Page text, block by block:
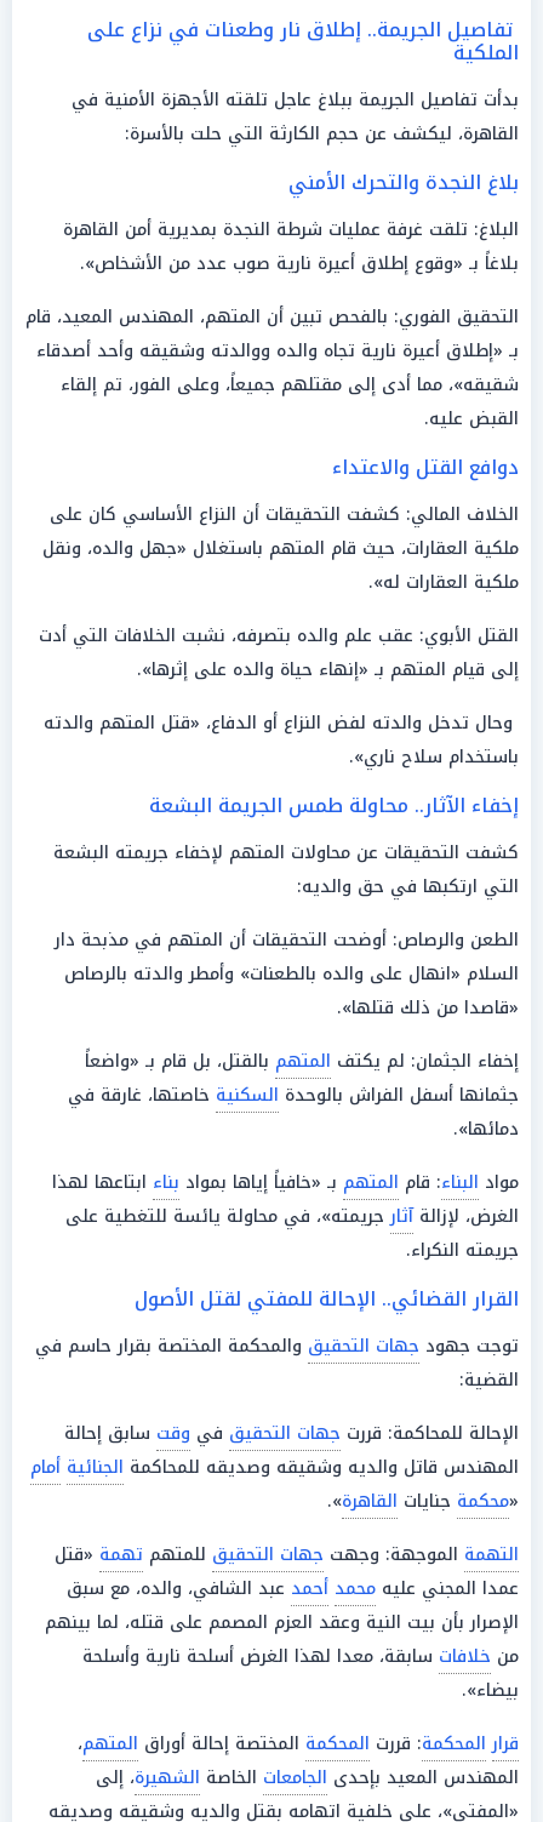
تفاصيل الجريمة.. إطلاق نار وطعنات في نزاع على
الملكية
بدأت تفاصيل الجريمة ببلاغ عاجل تلقته الأجهزة الأمنية في
القاهرة، ليكشف عن حجم الكارثة التي حلت بالأسرة:
بلاغ النجدة والتحرك الأمني
البلاغ: تلقت غرفة عمليات شرطة النجدة بمديرية أمن القاهرة
بلاغاً بـ «وقوع إطلاق أعيرة نارية صوب عدد من الأشخاص».
التحقيق الفوري: بالفحص تبين أن المتهم، المهندس المعيد، قام
بـ «إطلاق أعيرة نارية تجاه والده ووالدته وشقيقه وأحد أصدقاء
شقيقه»، مما أدى إلى مقتلهم جميعاً، وعلى الفور، تم إلقاء
القبض عليه.
دوافع القتل والاعتداء
الخلاف المالي: كشفت التحقيقات أن النزاع الأساسي كان على
ملكية العقارات، حيث قام المتهم باستغلال «جهل والده، ونقل
ملكية العقارات له».
القتل الأبوي: عقب علم والده بتصرفه، نشبت الخلافات التي أدت
إلى قيام المتهم بـ «إنهاء حياة والده على إثرها».
وحال تدخل والدته لفض النزاع أو الدفاع، «قتل المتهم والدته
باستخدام سلاح ناري».
إخفاء الآثار.. محاولة طمس الجريمة البشعة
كشفت التحقيقات عن محاولات المتهم لإخفاء جريمته البشعة
التي ارتكبها في حق والديه:
الطعن والرصاص: أوضحت التحقيقات أن المتهم في مذبحة دار
السلام «انهال على والده بالطعنات» وأمطر والدته بالرصاص
«قاصدا من ذلك قتلها».
إخفاء الجثمان: لم يكتف المتهم بالقتل، بل قام بـ «واضعاً
جثمانها أسفل الفراش بالوحدة السكنية خاصتها، غارقة في
دمائها».
مواد البناء: قام المتهم بـ «خافياً إياها بمواد بناء ابتاعها لهذا
الغرض، لإزالةآثارجريمته»، في محاولة يائسة للتغطية على
جريمته النكراء.
القرار القضائي.. الإحالة للمفتي لقتل الأصول
توجت جهود جهات التحقيق والمحكمة المختصة بقرار حاسم في
القضية:
الإحالة للمحاكمة: قررت جهات التحقيق في وقت سابق إحالة
المهندس قاتل والديه وشقيقه وصديقه للمحاكمة الجنائية أمام
«محكمة جنايات القاهرة».
التهمة الموجهة: وجهت جهات التحقيق للمتهم تهمة «قتل
عمدا المجني عليه محمد أحمد عبد الشافي، والده، مع سبق
الإصرار بأن بيت النية وعقد العزم المصمم على قتله، لما بينهم
من خلافات سابقة، معدا لهذا الغرض أسلحة نارية وأسلحة
بيضاء».
قرار المحكمة: قررت المحكمة المختصة إحالة أوراق المتهم،
المهندس المعيد بإحدى الجامعات الخاصة الشهيرة، إلى
«المفتي»، على خلفية اتهامه بقتل والديه وشقيقه وصديقه